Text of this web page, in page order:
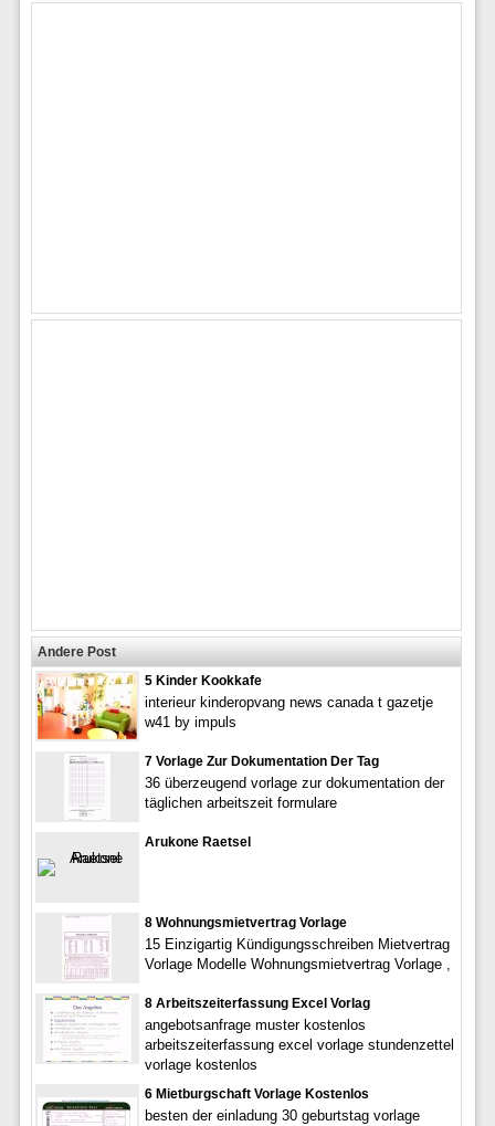
Andere Post
5 Kinder Kookkafe
interieur kinderopvang news canada t gazetje
w41 by impuls
7 Vorlage Zur Dokumentation Der Tag
36 überzeugend vorlage zur dokumentation der
täglichen arbeitszeit formulare
Arukone Raetsel
8 Wohnungsmietvertrag Vorlage
15 Einzigartig Kündigungsschreiben Mietvertrag
Vorlage Modelle Wohnungsmietvertrag Vorlage ,
8 Arbeitszeiterfassung Excel Vorlag
angebotsanfrage muster kostenlos
arbeitszeiterfassung excel vorlage stundenzettel
vorlage kostenlos
6 Mietburgschaft Vorlage Kostenlos
besten der einladung 30 geburtstag vorlage